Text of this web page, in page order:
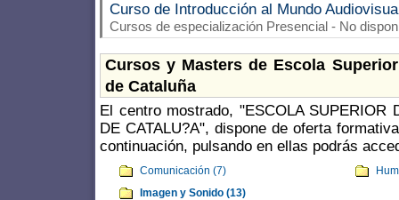
Curso de Introducción al Mundo
Cursos de especialización Presencial - No
Cursos y Masters de Escola
de Cataluña
El centro mostrado, "ESCOLA SUPERIOR
DE CATALU?A", dispone de oferta
continuación, pulsando en ellas podrás
Comunicación (7)
Imagen y Sonido (13)